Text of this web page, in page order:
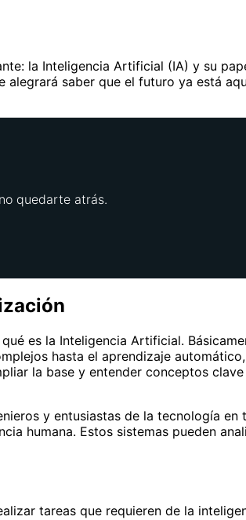
la Inteligencia Artificial (IA) y su
saber que el futuro ya está
quedarte atrás.
es la Inteligencia Artificial.
hasta el aprendizaje
la base y entender conceptos
y entusiastas de la tecnología en
humana. Estos sistemas pueden
tareas que requieren de la